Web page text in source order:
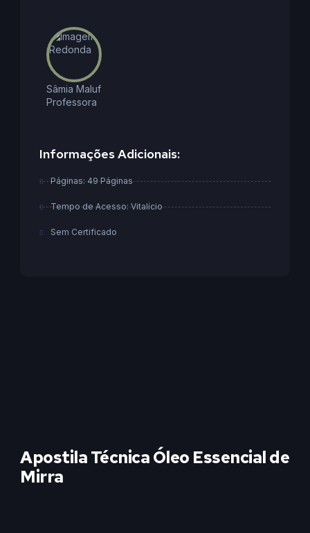
Apostila Técnica Óleo Essencial de
Mirra
Sâmia Maluf
Professora
Informações Adicionais:
Páginas: 49 Páginas
Tempo de Acesso: Vitalício
Sem Certificado